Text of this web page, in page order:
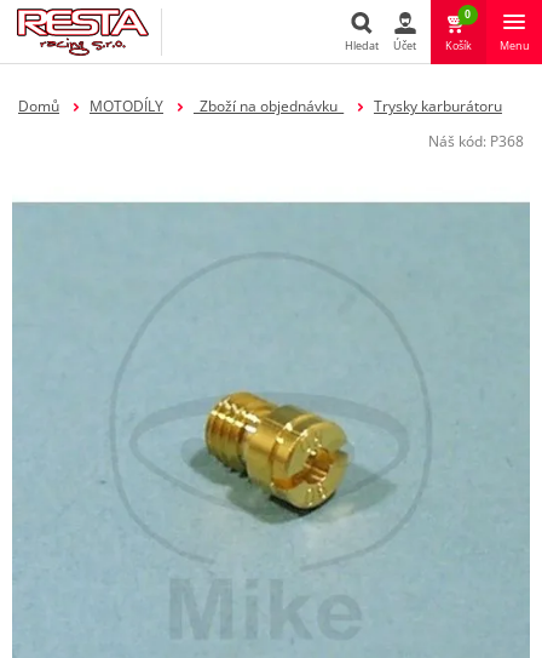
Hledat
Hledat Účet
0
Košík Menu
Domů MOTODÍLY _Zboží na objednávku_
Trysky karburátoru
Náš kód: P368